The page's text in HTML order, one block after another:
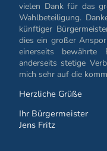
vielen Dank für das
Wahlbeteiligung.
künftiger
dies ein großer
einerseits bewährte
anderseits stetige
mich sehr auf die
Herzliche Grüße
Ihr Bürgermeister
Jens Fritz